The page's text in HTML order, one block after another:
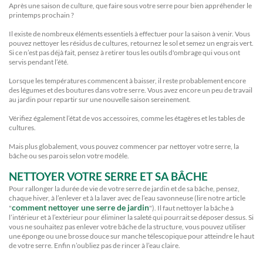
Après une saison de culture, que faire sous votre serre pour bien appréhender le
printemps prochain ?
Il existe de nombreux éléments essentiels à effectuer pour la saison à venir. Vous
pouvez nettoyer les résidus de cultures, retournez le sol et semez un engrais vert.
Si ce n’est pas déjà fait, pensez à retirer tous les outils d'ombrage qui vous ont
servis pendant l’été.
Lorsque les températures commencent à baisser, il reste probablement encore
des légumes et des boutures dans votre serre. Vous avez encore un peu de travail
au jardin pour repartir sur une nouvelle saison sereinement.
Vérifiez également l’état de vos accessoires, comme les étagères et les tables de
cultures.
Mais plus globalement, vous pouvez commencer par nettoyer votre serre, la
bâche ou ses parois selon votre modèle.
NETTOYER VOTRE SERRE ET SA BÂCHE
Pour rallonger la durée de vie de votre serre de jardin et de sa bâche, pensez,
chaque hiver, à l’enlever et à la laver avec de l’eau savonneuse (lire notre article
"comment nettoyer une serre de jardin"). Il faut nettoyer la bâche à
l’intérieur et à l’extérieur pour éliminer la saleté qui pourrait se déposer dessus. Si
vous ne souhaitez pas enlever votre bâche de la structure, vous pouvez utiliser
une éponge ou une brosse douce sur manche télescopique pour atteindre le haut
de votre serre. Enfin n’oubliez pas de rincer à l’eau claire.